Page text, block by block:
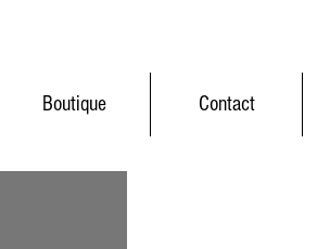
Boutique Contact